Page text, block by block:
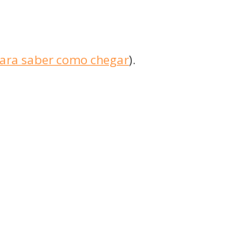
saber como chegar).